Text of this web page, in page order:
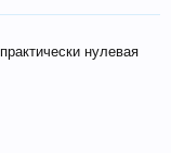
нулевая